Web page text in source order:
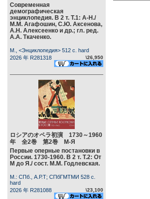
Современная
демографическая
энциклопедия. В 2 т. Т.1: А-Н./
М.М. Агафошин, С.Ю. Аксенова,
А.Н. Алексеенко и др.; гл. ред.
А.А. Ткаченко.
М., <Энциклопедия> 512 c. hard
2026 年 R281318
\26,950
ロシアのオペラ初演 1730～1960
年 全2巻 第2巻 М-Я
Первые оперные постановки в
России. 1730-1960. В 2 т. Т.2: От
М до Я./ сост. М.М. Годлевская.
М.: СПб., А.Р.Т; СПбГМТМИ 528 c.
hard
2026 年 R281088
\23,100